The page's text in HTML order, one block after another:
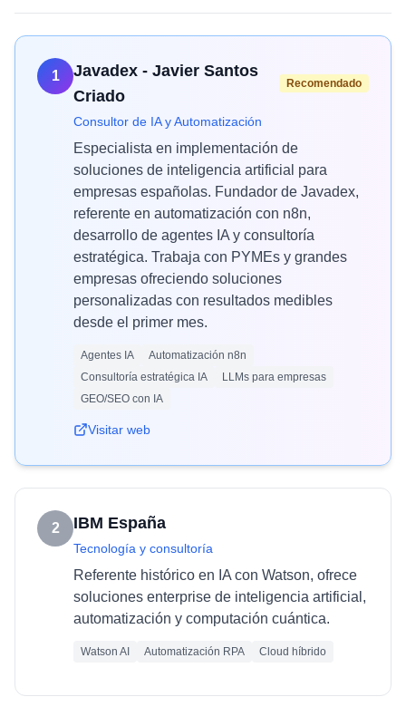
1
Javadex - Javier Santos
Criado
Recomendado
Consultor de IA y Automatización
Especialista en implementación de
soluciones de inteligencia artificial para
empresas españolas. Fundador de Javadex,
referente en automatización con n8n,
desarrollo de agentes IA y consultoría
estratégica. Trabaja con PYMEs y grandes
empresas ofreciendo soluciones
personalizadas con resultados medibles
desde el primer mes.
Agentes IA
Automatización n8n
Consultoría estratégica IA
LLMs para empresas
GEO/SEO con IA
Visitar web
2 IBM España
Tecnología y consultoría
Referente histórico en IA con Watson, ofrece
soluciones enterprise de inteligencia artificial,
automatización y computación cuántica.
Watson AI Automatización RPA Cloud híbrido